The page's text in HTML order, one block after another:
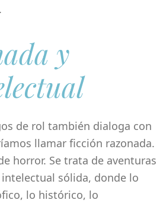
y
de rol también dialoga con
llamar ficción razonada.
horror. Se trata de aventuras
sólida, donde lo
lo histórico, lo